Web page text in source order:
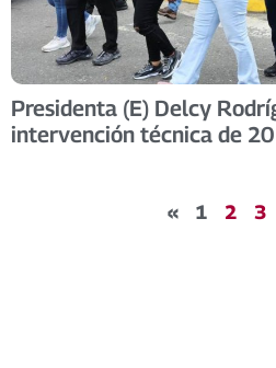
Presidenta (E) Delcy
intervención técnica de
« 1 2 3